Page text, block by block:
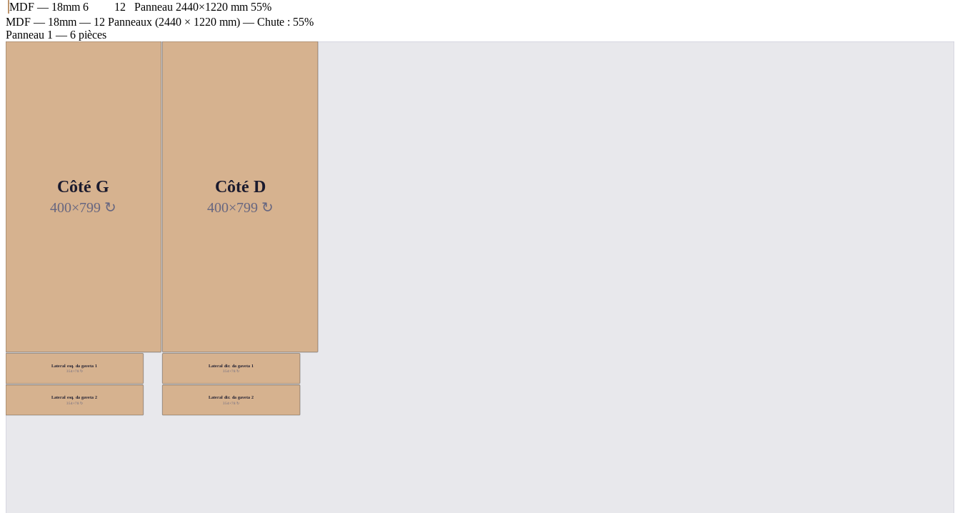
MDF — 18mm 6 12 Panneau 2440×1220 mm 55%
MDF — 18mm — 12 Panneaux (2440 × 1220 mm) — Chute : 55%
Panneau 1 — 6 pièces
Côté G
400×799 ↻
Côté D
400×799 ↻
Lateral esq. da gaveta 1
354×78 ↻
Lateral dir. da gaveta 1
354×78 ↻
Lateral esq. da gaveta 2
354×78 ↻
Lateral dir. da gaveta 2
354×78 ↻